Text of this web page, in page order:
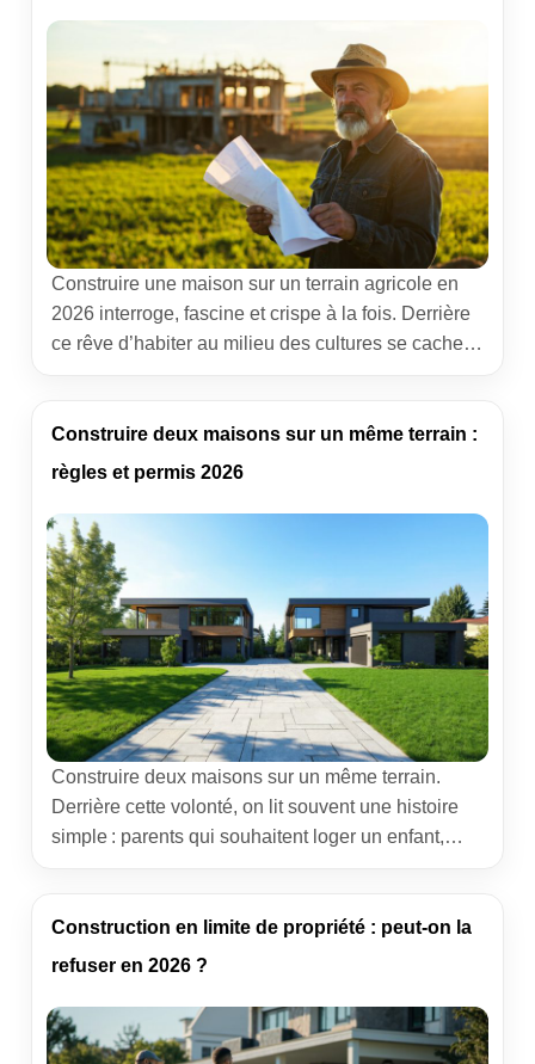
Construire une maison sur un terrain agricole en
2026 interroge, fascine et crispe à la fois. Derrière
ce rêve d’habiter au milieu des cultures se cache
lecture claire des règles, des ouvertures possibles
et des écueils à éviter, nourrie […]
Construire deux maisons sur un même terrain :
règles et permis 2026
Construire deux maisons sur un même terrain.
Derrière cette volonté, on lit souvent une histoire
simple : parents qui souhaitent loger un enfant,
En 2026, c’est possible, mais la réussite tient au
respect des règles locales et au bon choix du
Construction en limite de propriété : peut-on la
refuser en 2026 ?